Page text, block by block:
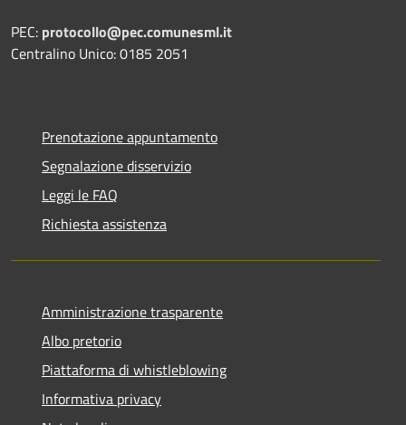
PEC: protocollo@pec.comunesml.it
Centralino Unico: 0185 2051
Prenotazione appuntamento
Segnalazione disservizio
Leggi le FAQ
Richiesta assistenza
Amministrazione trasparente
Albo pretorio
Piattaforma di whistleblowing
Informativa privacy